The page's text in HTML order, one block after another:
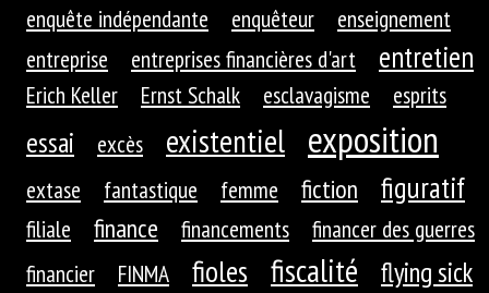
enquête indépendante
enquêteur
enseignement
entreprise
entreprises financières d'art entretien
Erich Keller Ernst Schalk esclavagisme esprits
essai excès existentiel exposition
extase fantastique femme fiction figuratif
filiale finance financements
financer des guerres
financier
FINMA fioles fiscalité flying sick